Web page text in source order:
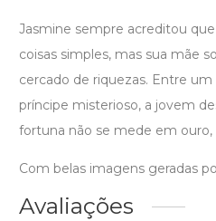
Jasmine sempre acreditou
coisas simples, mas sua mãe
cercado de riquezas. Entre
príncipe misterioso, a jovem
fortuna não se mede em ouro,
Com belas imagens geradas
Avaliações